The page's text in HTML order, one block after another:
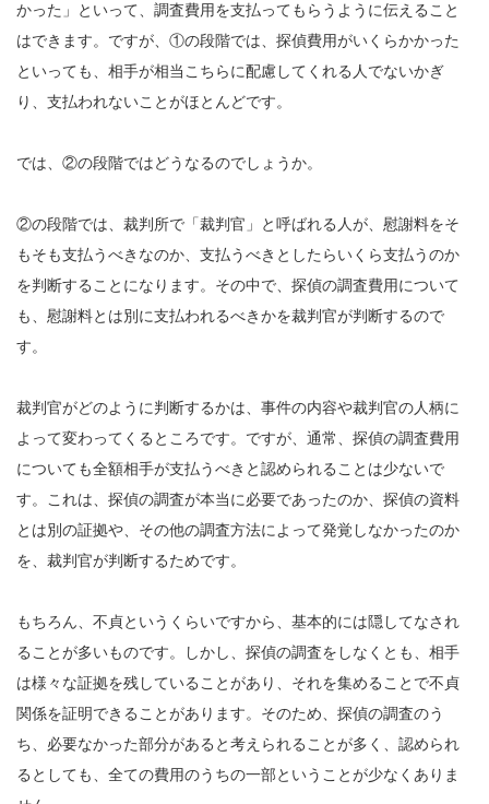
かった」といって、調査費用を支払ってもらうように伝えること
はできます。ですが、①の段階では、探偵費用がいくらかかった
といっても、相手が相当こちらに配慮してくれる人でないかぎ
り、支払われないことがほとんどです。
では、②の段階ではどうなるのでしょうか。
②の段階では、裁判所で「裁判官」と呼ばれる人が、慰謝料をそ
もそも支払うべきなのか、支払うべきとしたらいくら支払うのか
を判断することになります。その中で、探偵の調査費用について
も、慰謝料とは別に支払われるべきかを裁判官が判断するので
す。
裁判官がどのように判断するかは、事件の内容や裁判官の人柄に
よって変わってくるところです。ですが、通常、探偵の調査費用
についても全額相手が支払うべきと認められることは少ないで
す。これは、探偵の調査が本当に必要であったのか、探偵の資料
とは別の証拠や、その他の調査方法によって発覚しなかったのか
を、裁判官が判断するためです。
もちろん、不貞というくらいですから、基本的には隠してなされ
ることが多いものです。しかし、探偵の調査をしなくとも、相手
は様々な証拠を残していることがあり、それを集めることで不貞
関係を証明できることがあります。そのため、探偵の調査のう
ち、必要なかった部分があると考えられることが多く、認められ
るとしても、全ての費用のうちの一部ということが少なくありま